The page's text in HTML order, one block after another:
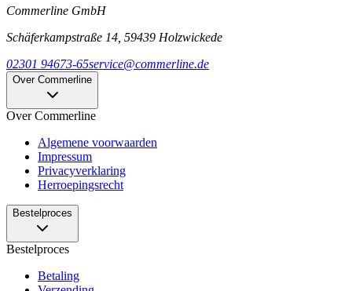
Commerline GmbH
Schäferkampstraße 14, 59439 Holzwickede
02301 94673-65service@commerline.de
Over Commerline
Over Commerline
Algemene voorwaarden
Impressum
Privacyverklaring
Herroepingsrecht
Bestelproces
Bestelproces
Betaling